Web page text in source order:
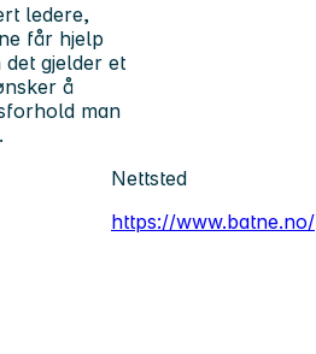
ledere,
får hjelp
gjelder et
å
man
Nettsted
https://www.batne.no/